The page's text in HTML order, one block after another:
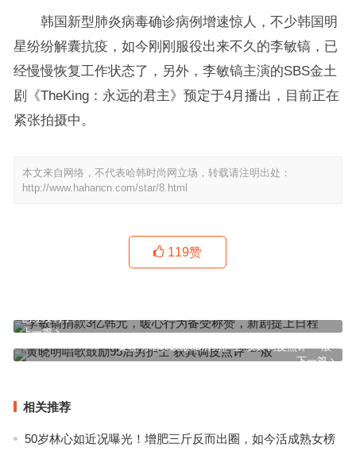
韩国新型肺炎病毒确诊病例增速惊人，不少韩国明
星纷纷解囊抗疫，如今刚刚服役出来不久的李敏镐，已
经慢慢恢复工作状态了，另外，李敏镐主演的SBS金土
剧《TheKing：永远的君主》预定于4月播出，目前正在
紧张拍摄中。
本文来自网络，不代表哈韩时尚网立场，转载请注明出处：
http://www.hahancn.com/star/8.html
119赞
上一篇
已经没有了
下一篇
黄晓明唱歌鼓励95后男护士 获其调皮点评“一般”
相关推荐
50岁林心如近况曝光！增肥三斤反而出圈，如今活成熟女榜